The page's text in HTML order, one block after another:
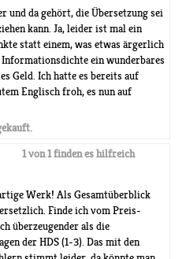
und da gehört, die Übersetzung sei
kann. Ja, leider ist mal ein
statt einem, was etwas ärgerlich
ein wunderbares
Geld. Ich hatte es bereits auf
Englisch froh, es nun auf
1 von 1 finden es hilfreich
Werk! Als Gesamtüberblick
Finde ich vom Preis-
überzeugender als die
der HDS (1-3). Das mit den